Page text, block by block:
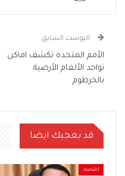
البوست السابق
الأمم المتحدة تكشف اماكن
تواجد الألغام الأرضية
بالخرطوم
قد يعجبك ايضا
اقتصاد